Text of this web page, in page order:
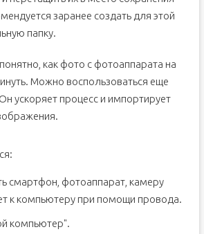
заранее создать для этой
папку.
как фото с фотоаппарата на
Можно воспользоваться еще
ускоряет процесс и импортирует
смартфон, фотоаппарат, камеру
к компьютеру при помощи провода.
компьютер".